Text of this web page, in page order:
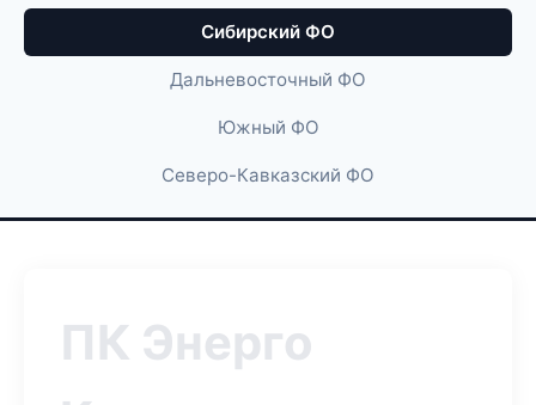
Сибирский ФО
Дальневосточный ФО
Южный ФО
Северо-Кавказский ФО
ПК Энерго